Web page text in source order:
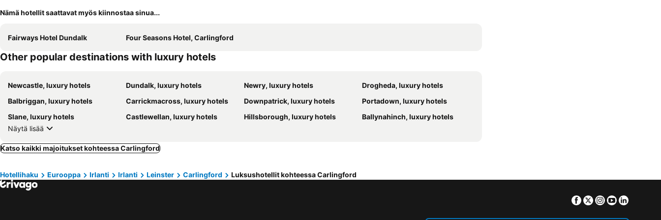
Nämä hotellit saattavat myös kiinnostaa sinua...
Fairways Hotel Dundalk Four Seasons Hotel, Carlingford
Other popular destinations with luxury hotels
Newcastle, luxury hotels Dundalk, luxury hotels Newry, luxury hotels
Drogheda, luxury hotels
Balbriggan, luxury hotels
Carrickmacross, luxury hotels Downpatrick, luxury hotels
Portadown, luxury hotels
Slane, luxury hotels
Castlewellan, luxury hotels Hillsborough, luxury hotels
Ballynahinch, luxury hotels
Näytä lisää
Katso kaikki majoitukset kohteessa Carlingford
Hotellihaku Eurooppa Irlanti Irlanti Leinster Carlingford Luksushotellit kohteessa Carlingford
Facebook
TwitterInstagram
Youtube